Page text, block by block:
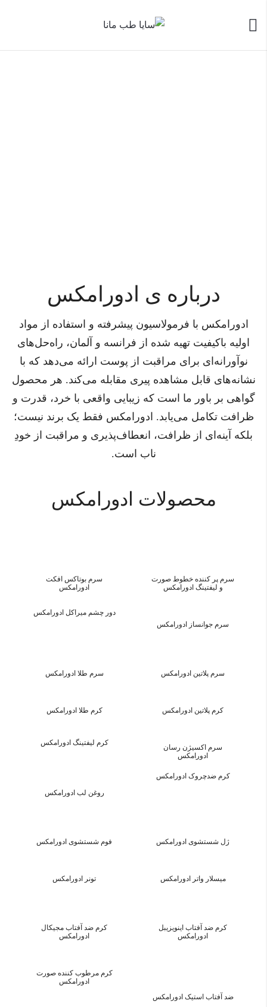
درباره ی ادورامکس
ادورامكس با فرمولاسیون پیشرفته و استفاده از مواد
اولیه باکیفیت تهیه شده از فرانسه و آلمان، راه‌حل‌های
نوآورانه‌ای برای مراقبت از پوست ارائه می‌دهد که با
نشانه‌های قابل مشاهده پیری مقابله می‌کند. هر محصول
گواهی بر باور ما است که زیبایی واقعی با خرد، قدرت و
ظرافت تکامل می‌یابد. ادورامكس فقط یک برند نیست؛
بلکه آینه‌ای از ظرافت، انعطاف‌پذیری و مراقبت از خودِ
ناب است.
محصولات ادورامکس
سرم پر کننده خطوط صورت
و لیفتینگ ادورامکس
سرم بوتاکس افکت
ادورامکس
سرم جوانساز ادورامکس
دور چشم میراکل ادورامکس
سرم پلاتین ادورامکس سرم طلا ادورامکس
کرم پلاتین ادورامکس کرم طلا ادورامکس
سرم اکسیژن رسان
ادورامکس
کرم لیفتینگ ادورامکس
کرم ضدچروک ادورامکس
روغن لب ادورامکس
ژل شستشوی ادورامکس فوم شستشوی ادورامکس
میسلار واتر ادورامکس تونر ادورامکس
کرم ضد آفتاب اینویزیبل
ادورامکس
کرم ضد آفتاب مجیکال
ادورامکس
ضد آفتاب استیک ادورامکس
کرم مرطوب کننده صورت
ادورامکس